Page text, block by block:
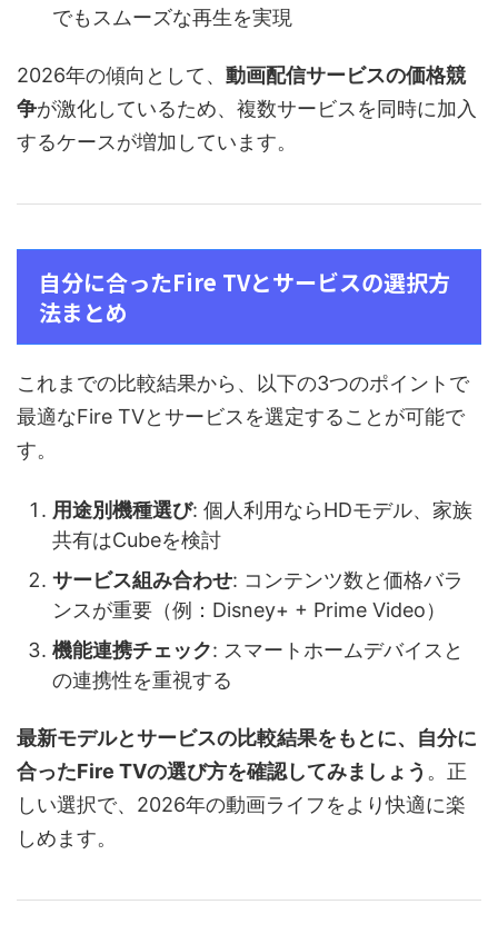
でもスムーズな再生を実現
2026年の傾向として、 動画配信サービスの価格競
争が激化しているため、複数サービスを同時に加入
するケースが増加しています。
自分に合ったFire TVとサービスの選択方
法まとめ
これまでの比較結果から、以下の3つのポイントで
最適なFire TVとサービスを選定することが可能で
す。
用途別機種選び: 個人利用ならHDモデル、家族
共有はCubeを検討
サービス組み合わせ: コンテンツ数と価格バラ
ンスが重要（例：Disney+ + Prime Video）
機能連携チェック: スマートホームデバイスと
の連携性を重視する
最新モデルとサービスの比較結果をもとに、自分に
合ったFire TVの選び方を確認してみましょう 。正
しい選択で、2026年の動画ライフをより快適に楽
しめます。